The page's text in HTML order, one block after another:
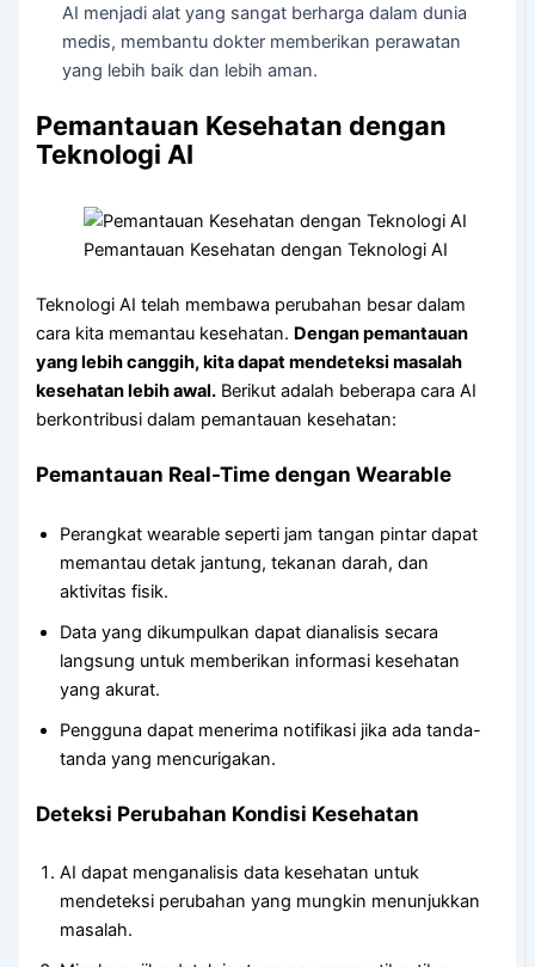
AI menjadi alat yang sangat berharga dalam dunia
medis, membantu dokter memberikan perawatan
yang lebih baik dan lebih aman.
Pemantauan Kesehatan dengan
Teknologi AI
Pemantauan Kesehatan dengan Teknologi AI
Teknologi AI telah membawa perubahan besar dalam
cara kita memantau kesehatan. Dengan pemantauan
yang lebih canggih, kita dapat mendeteksi masalah
kesehatan lebih awal. Berikut adalah beberapa cara AI
berkontribusi dalam pemantauan kesehatan:
Pemantauan Real-Time dengan Wearable
Perangkat wearable seperti jam tangan pintar dapat
memantau detak jantung, tekanan darah, dan
aktivitas fisik.
Data yang dikumpulkan dapat dianalisis secara
langsung untuk memberikan informasi kesehatan
yang akurat.
Pengguna dapat menerima notifikasi jika ada tanda-
tanda yang mencurigakan.
Deteksi Perubahan Kondisi Kesehatan
AI dapat menganalisis data kesehatan untuk
mendeteksi perubahan yang mungkin menunjukkan
masalah.